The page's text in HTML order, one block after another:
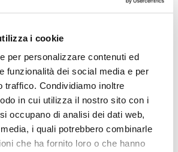
i cookie
per personalizzare contenuti ed
funzionalità dei social media e per
traffico. Condividiamo inoltre
in cui utilizza il nostro sito con i
occupano di analisi dei dati web,
i quali potrebbero combinarle
che ha fornito loro o che hanno